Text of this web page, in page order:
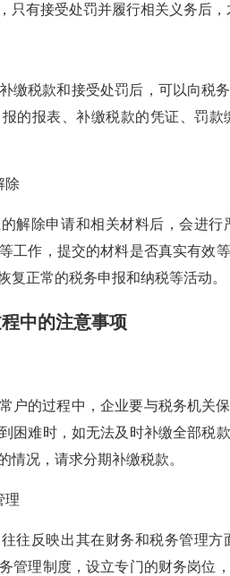
只有接受处罚并履行相关义务后，
缴税款和接受处罚后，可以向税
的报表、补缴税款的凭证、罚
除
解除申请和相关材料后，会进
工作，提交的材料是否真实有效
复正常的税务申报和纳税等活动。
中的注意事项
户的过程中，企业要与税务机关
困难时，如无法及时补缴全部税
情况，请求分期补缴税款。
理
往反映出其在财务和税务管理
管理制度，设立专门的财务岗位